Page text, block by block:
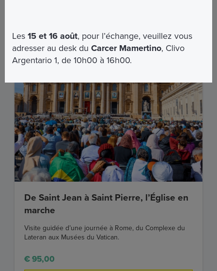
De Saint Jean à Saint Pierre, l’Église en
marche
Visite guidée d’une journée à Rome, du Complexe du
Lateran aux Musées du Vatican.
€ 95,00
Les15 et 16 août, pour l’échange, veuillez vous
adresser au desk duCarcer Mamertino, Clivo
Argentario 1, de 10h00 à 16h00.